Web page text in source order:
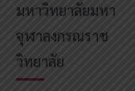
มหาวิทยาลัยมหา
จุฬาลงกรณราช
วิทยาลัย